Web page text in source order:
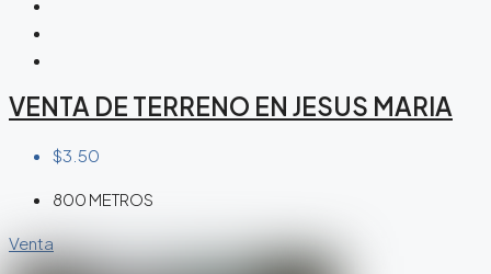
VENTA DE TERRENO EN JESUS MARIA
$3.50
800 METROS
Venta